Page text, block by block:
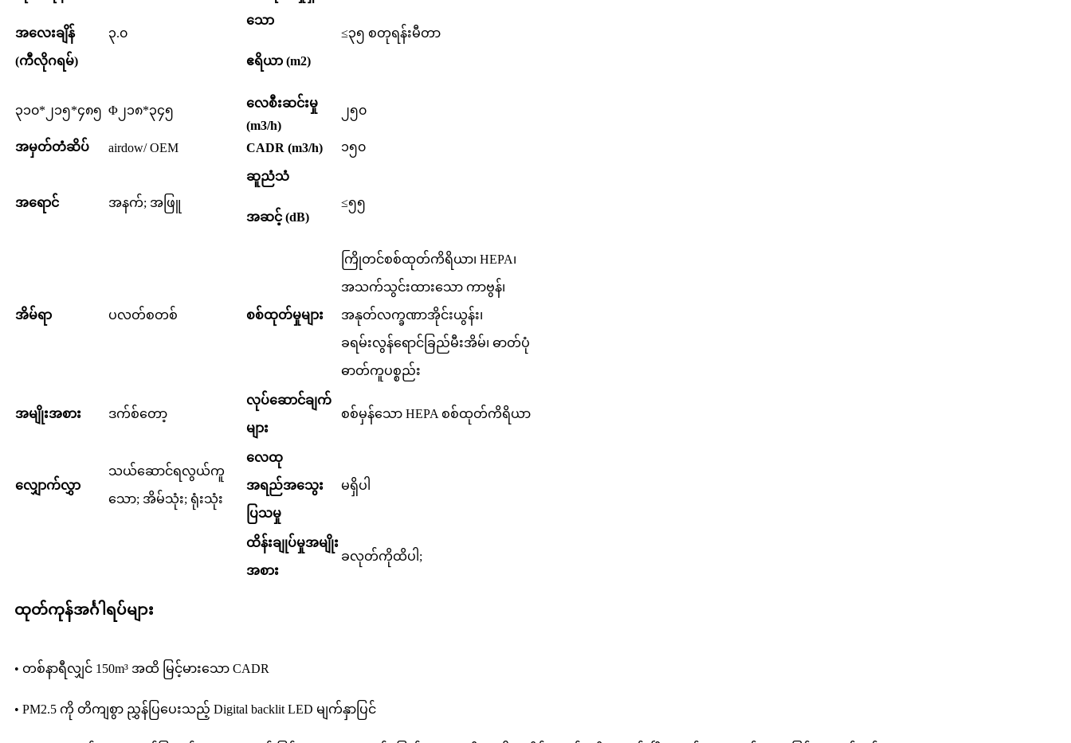
အလေးချိန်
(ကီလိုဂရမ်)
၃.၀
သော
ဧရိယာ (m2)
≤၃၅ စတုရန်းမီတာ
၃၁၀*၂၁၅*၄၈၅ Φ၂၁၈*၃၄၅
လေစီးဆင်းမှု
(m3/h)
၂၅၀
အမှတ်တံဆိပ် airdow/ OEM CADR (m3/h) ၁၅၀
အရောင် အနက်; အဖြူ
ဆူညံသံ
အဆင့် (dB)
≤၅၅
အိမ်ရာ ပလတ်စတစ် စစ်ထုတ်မှုများ
ကြိုတင်စစ်ထုတ်ကိရိယာ၊ HEPA၊
အသက်သွင်းထားသော ကာဗွန်၊
အနုတ်လက္ခဏာအိုင်းယွန်း၊
ခရမ်းလွန်ရောင်ခြည်မီးအိမ်၊ ဓာတ်ပုံ
ဓာတ်ကူပစ္စည်း
အမျိုးအစား ဒက်စ်တော့
လုပ်ဆောင်ချက်
များ
စစ်မှန်သော HEPA စစ်ထုတ်ကိရိယာ
လျှောက်လွှာ
သယ်ဆောင်ရလွယ်ကူ
သော; အိမ်သုံး; ရုံးသုံး
လေထု
အရည်အသွေး
ပြသမှု
မရှိပါ
ထိန်းချုပ်မှုအမျိုး
အစား
ခလုတ်ကိုထိပါ;
ထုတ်ကုန်အင်္ဂါရပ်များ
• တစ်နာရီလျှင် 150m³ အထိ မြင့်မားသော CADR
• PM2.5 ကို တိကျစွာ ညွှန်ပြပေးသည့် Digital backlit LED မျက်နှာပြင်